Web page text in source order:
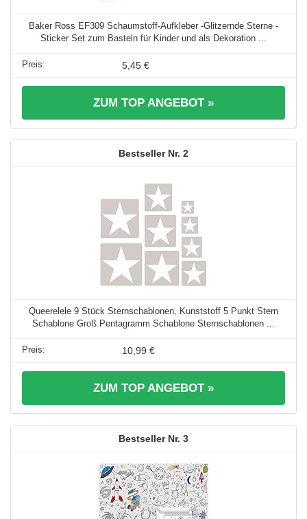
Baker Ross EF309 Schaumstoff-Aufkleber -Glitzernde Sterne -
Sticker Set zum Basteln für Kinder und als Dekoration ...
5,45 €
ZUM TOP ANGEBOT »
2
Queerelele 9 Stück Sternschablonen, Kunststoff 5 Punkt Stern
Schablone Groß Pentagramm Schablone Sternschablonen ...
10,99 €
ZUM TOP ANGEBOT »
3